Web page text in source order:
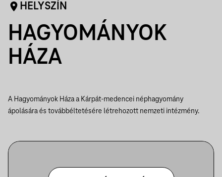
HELYSZÍN
HAGYOMÁNYOK
HÁZA
A Hagyományok Háza a Kárpát-medencei néphagyomány
ápolására és továbbéltetésére létrehozott nemzeti intézmény.